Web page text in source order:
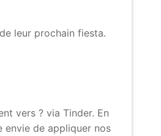
leur prochain fiesta.
vers ? via Tinder. En
envie de appliquer nos